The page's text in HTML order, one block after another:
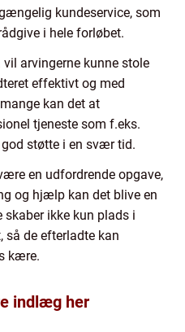
kundeservice, som
i hele forløbet.
arvingerne kunne stole
effektivt og med
kan det at
tjeneste som f.eks.
støtte i en svær tid.
en udfordrende opgave,
og hjælp kan det blive en
skaber ikke kun plads i
så de efterladte kan
kære.
indlæg her